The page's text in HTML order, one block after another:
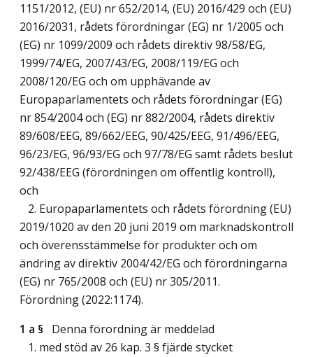
1151/2012, (EU) nr 652/2014, (EU) 2016/429 och (EU)
2016/2031, rådets förordningar (EG) nr 1/2005 och
(EG) nr 1099/2009 och rådets direktiv 98/58/EG,
1999/74/EG, 2007/43/EG, 2008/119/EG och
2008/120/EG och om upphävande av
Europaparlamentets och rådets förordningar (EG)
nr 854/2004 och (EG) nr 882/2004, rådets direktiv
89/608/EEG, 89/662/EEG, 90/425/EEG, 91/496/EEG,
96/23/EG, 96/93/EG och 97/78/EG samt rådets beslut
92/438/EEG (förordningen om offentlig kontroll),
och
2. Europaparlamentets och rådets förordning (EU)
2019/1020 av den 20 juni 2019 om marknadskontroll
och överensstämmelse för produkter och om
ändring av direktiv 2004/42/EG och förordningarna
(EG) nr 765/2008 och (EU) nr 305/2011.
Förordning (2022:1174).
1 a § Denna förordning är meddelad
1. med stöd av 26 kap. 3 § fjärde stycket